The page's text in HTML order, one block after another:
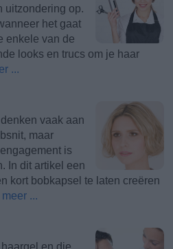
uitzondering op.
het gaat
enkele van de
looks en trucs om je haar
...
vaak aan
maar
is
In dit artikel een
kort bobkapsel te laten creëren
meer ...
en die